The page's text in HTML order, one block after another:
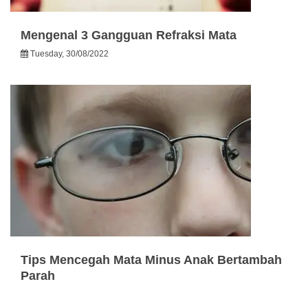
Mengenal 3 Gangguan Refraksi Mata
Tuesday, 30/08/2022
Tips Mencegah Mata Minus Anak Bertambah
Parah